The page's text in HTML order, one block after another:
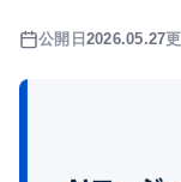
公開日 2026.05.27